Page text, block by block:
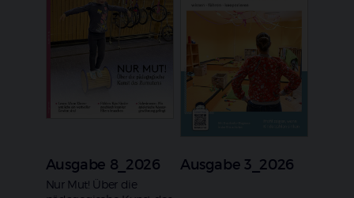
Ausgabe 8_2026
:
Nur Mut! Über die
Ausgabe 3_2026